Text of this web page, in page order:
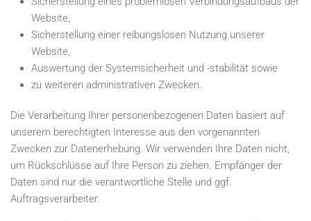
Website,
Sicherstellung einer reibungslosen Nutzung unserer
Website,
Auswertung der Systemsicherheit und -stabilität sowie
zu weiteren administrativen Zwecken.
Die Verarbeitung Ihrer personenbezogenen Daten basiert auf
unserem berechtigten Interesse aus den vorgenannten
Zwecken zur Datenerhebung. Wir verwenden Ihre Daten nicht,
um Rückschlüsse auf Ihre Person zu ziehen. Empfänger der
Daten sind nur die verantwortliche Stelle und ggf.
Auftragsverarbeiter.